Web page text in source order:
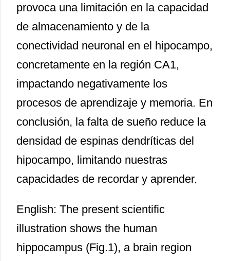
provoca una limitación en la capacidad
de almacenamiento y de la
conectividad neuronal en el hipocampo,
concretamente en la región CA1,
impactando negativamente los
procesos de aprendizaje y memoria. En
conclusión, la falta de sueño reduce la
densidad de espinas dendríticas del
hipocampo, limitando nuestras
capacidades de recordar y aprender.
English: The present scientific
illustration shows the human
hippocampus (Fig.1), a brain region